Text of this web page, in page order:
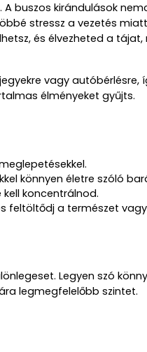
buszos kirándulások
stressz a vezetés
és élvezheted a
vagy autóbérlésre,
élményeket gyűjts.
könnyen életre szóló
koncentrálnod.
feltöltődj a természet
Legyen szó
legmegfelelőbb szintet.